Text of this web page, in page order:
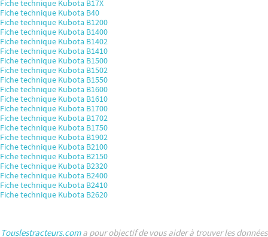
Fiche technique Kubota B17X
Fiche technique Kubota B40
Fiche technique Kubota B1200
Fiche technique Kubota B1400
Fiche technique Kubota B1402
Fiche technique Kubota B1410
Fiche technique Kubota B1500
Fiche technique Kubota B1502
Fiche technique Kubota B1550
Fiche technique Kubota B1600
Fiche technique Kubota B1610
Fiche technique Kubota B1700
Fiche technique Kubota B1702
Fiche technique Kubota B1750
Fiche technique Kubota B1902
Fiche technique Kubota B2100
Fiche technique Kubota B2150
Fiche technique Kubota B2320
Fiche technique Kubota B2400
Fiche technique Kubota B2410
Fiche technique Kubota B2620
Touslestracteurs.coma pour objectif de vous aider à trouver les données